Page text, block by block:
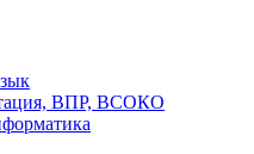
ВПР, ВСОКО